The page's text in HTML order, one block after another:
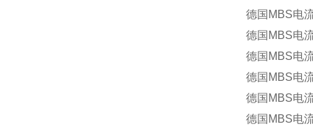
德国MBS电
德国MBS电
德国MBS电
德国MBS电
德国MBS电
德国MBS电